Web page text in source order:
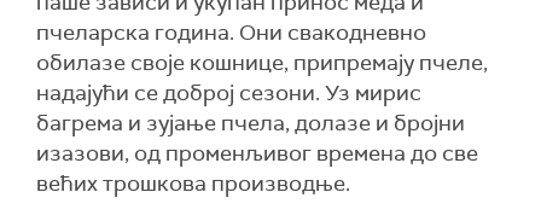
пчеларска година. Они свакодневно
обилазе своје кошнице, припремају пчеле,
надајући се доброј сезони. Уз мирис
багрема и зујање пчела, долазе и бројни
изазови, од променљивог времена до све
већих трошкова производње.